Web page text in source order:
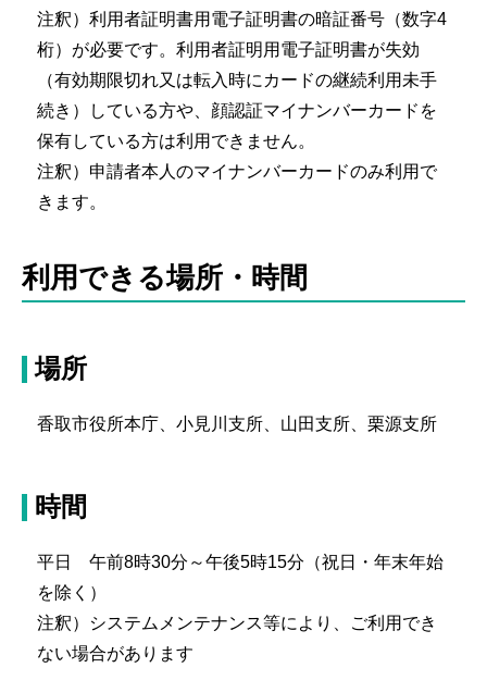
注釈）利用者証明書用電子証明書の暗証番号（数字4
桁）が必要です。利用者証明用電子証明書が失効
（有効期限切れ又は転入時にカードの継続利用未手
続き）している方や、顔認証マイナンバーカードを
保有している方は利用できません。
注釈）申請者本人のマイナンバーカードのみ利用で
きます。
利用できる場所・時間
場所
香取市役所本庁、小見川支所、山田支所、栗源支所
時間
平日 午前8時30分～午後5時15分（祝日・年末年始
を除く）
注釈）システムメンテナンス等により、ご利用でき
ない場合があります